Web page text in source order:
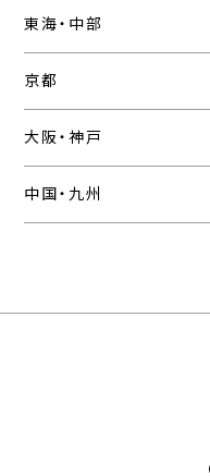
東海・中部
京都
大阪・神戸
中国・九州